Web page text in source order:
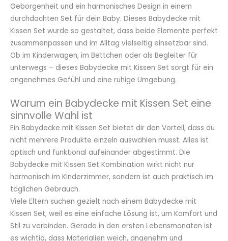
Geborgenheit und ein harmonisches Design in einem
durchdachten Set für dein Baby. Dieses Babydecke mit
Kissen Set wurde so gestaltet, dass beide Elemente perfekt
zusammenpassen und im Alltag vielseitig einsetzbar sind.
Ob im Kinderwagen, im Bettchen oder als Begleiter für
unterwegs – dieses Babydecke mit Kissen Set sorgt für ein
angenehmes Gefühl und eine ruhige Umgebung.
Warum ein Babydecke mit Kissen Set eine
sinnvolle Wahl ist
Ein Babydecke mit Kissen Set bietet dir den Vorteil, dass du
nicht mehrere Produkte einzeln auswählen musst. Alles ist
optisch und funktional aufeinander abgestimmt. Die
Babydecke mit Kissen Set Kombination wirkt nicht nur
harmonisch im Kinderzimmer, sondern ist auch praktisch im
täglichen Gebrauch.
Viele Eltern suchen gezielt nach einem Babydecke mit
Kissen Set, weil es eine einfache Lösung ist, um Komfort und
Stil zu verbinden. Gerade in den ersten Lebensmonaten ist
es wichtig, dass Materialien weich, angenehm und